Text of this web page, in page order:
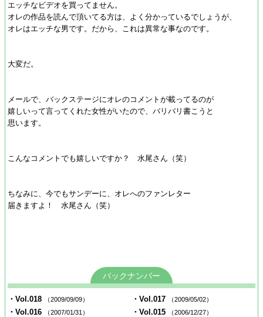
エッチなビデオを買ってません。
オレの作品を読んで頂いてる方は、よく分かっているでしょうが、
オレはエッチな男です。だから、これは異常な事なのです。
大変だ。
メールで、バックステージにオレのコメントが載ってるのが
嬉しいって言ってくれた女性がいたので、バリバリ書こうと
思います。
こんなコメントでも嬉しいですか？ 水尾さん（笑）
ちなみに、今でもサンデーに、オレへのファンレター
届きますよ！ 水尾さん（笑）
バックナンバー
・Vol.018 （2009/09/09） ・Vol.017 （2009/05/02）
・Vol.016 （2007/01/31） ・Vol.015 （2006/12/27）